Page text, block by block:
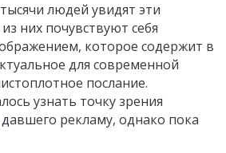
людей увидят эти
них почувствуют себя
которое содержит в
для современной
послание.
узнать точку зрения
рекламу, однако пока